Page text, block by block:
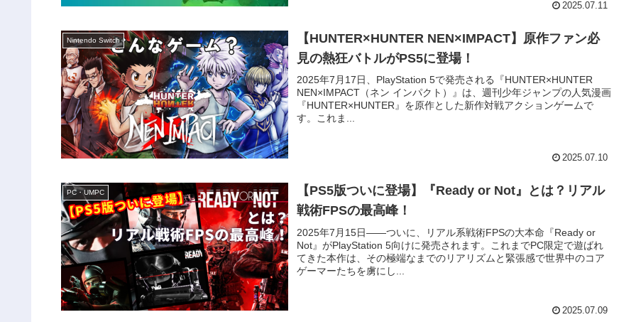
2025.07.11
Nintendo Switch
【HUNTER×HUNTER NEN×IMPACT】原作ファン必
見の熱狂バトルがPS5に登場！
2025年7月17日、PlayStation 5で発売される『HUNTER×HUNTER
NEN×IMPACT（ネン インパクト）』は、週刊少年ジャンプの人気漫画
『HUNTER×HUNTER』を原作とした新作対戦アクションゲームで
す。これま...
2025.07.10
PC・UMPC
【PS5版ついに登場】『Ready or Not』とは？リアル
戦術FPSの最高峰！
2025年7月15日――ついに、リアル系戦術FPSの大本命『Ready or
Not』がPlayStation 5向けに発売されます。これまでPC限定で遊ばれ
てきた本作は、その極端なまでのリアリズムと緊張感で世界中のコア
ゲーマーたちを虜にし...
2025.07.09